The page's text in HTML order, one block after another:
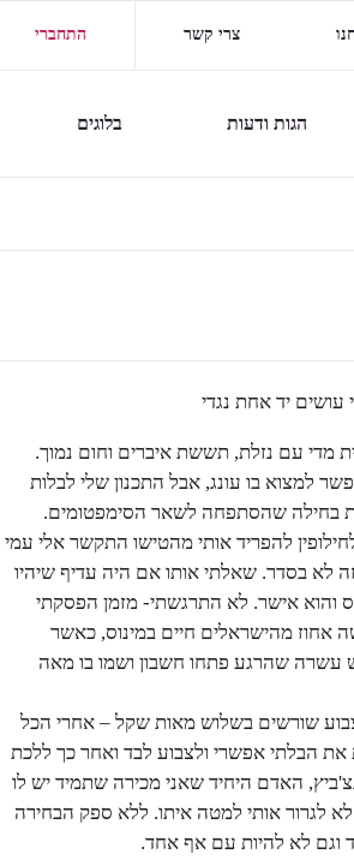
התחברי צרי קשר
הגות ודעות בלוגים
יד אחת נגדי
מדי עם נזלת, תששת איברים וחום נמוך.
למצוא בו עונג, אבל התכנון שלי לבלות
בחילה שהסתפחה לשאר הסימפטומים.
להפריד אותי מהטישו התקשר אלי עמי
לא בסדר. שאלתי אותו אם היה עדיף שיהיו
והוא אישר. לא התרגשתי- מזמן הפסקתי
אחוז מהישראלים חיים במינוס, כאשר
עשרה שהרגע פתחו חשבון ושמו בו מאה
שורשים בשלוש מאות שקל – אחרי הכל
הבלתי אפשרי ולצבוע לבד ואחר כך ללכת
האדם היחיד שאני מכירה שתמיד יש לו
לגרור אותי למטה איתו. ללא ספק הבחירה
וגם לא להיות עם אף אחד.